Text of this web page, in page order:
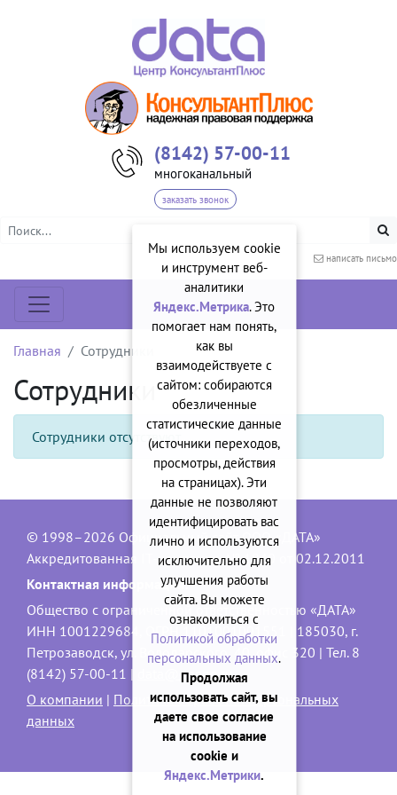
(8142) 57-00-11
многоканальный
заказать звонок
написать письмо
Главная Сотрудники
Сотрудники
Сотрудники отсутствуют
© 1998–2026 Официальный сайт ООО «ДАТА»
Аккредитованная IT-компания, № 1840 от 02.12.2011
Контактная информация:
Общество с ограниченной ответственностью «ДАТА»
ИНН 1001229684, ОГРН 1101001001551 | 185030, г.
Петрозаводск, ул. Володарского, 40, офис 320 | Тел. 8
(8142) 57-00-11 |
data@onego.ru
О компании | Политика обработки персональных
данных
Мы используем cookie
и инструмент веб-
аналитики
Яндекс.Метрика. Это
помогает нам понять,
как вы
взаимодействуете с
сайтом: собираются
обезличенные
статистические данные
(источники переходов,
просмотры, действия
на страницах). Эти
данные не позволяют
идентифицировать вас
лично и используются
исключительно для
улучшения работы
сайта. Вы можете
ознакомиться с
Политикой обработки
персональных данных.
Продолжая
использовать сайт, вы
даете свое согласие
на использование
cookie и
Яндекс.Метрики.